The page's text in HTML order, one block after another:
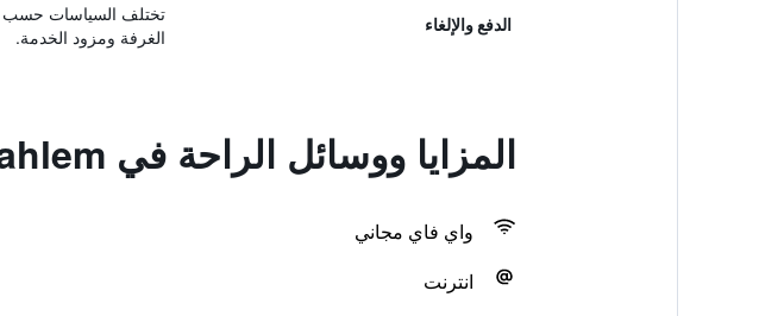
الدفع والإلغاء
تختلف السياسات حسب
الغرفة ومزود الخدمة.
المزايا ووسائل الراحة في Hotel Pension Dahlem
واي فاي مجاني
انترنت